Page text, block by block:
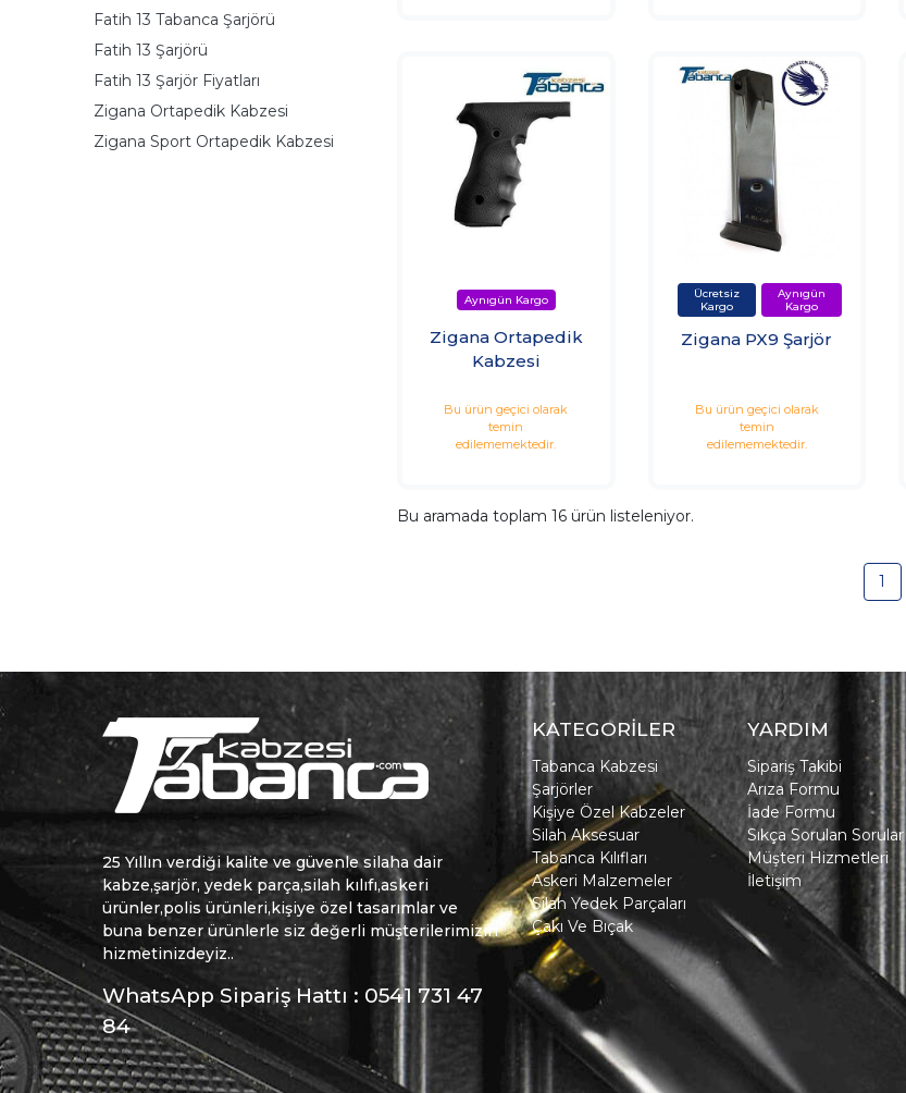
Fatih 13 Tabanca Şarjörü
Fatih 13 Şarjörü
Fatih 13 Şarjör Fiyatları
Zigana Ortapedik Kabzesi
Zigana Sport Ortapedik Kabzesi
Zigana Ortapedik
Kabzesi
Bu ürün geçici olarak
temin
edilememektedir.
Zigana PX9 Şarjör
Bu ürün geçici olarak
temin
edilememektedir.
Bu aramada toplam 16 ürün listeleniyor.
1
25 Yıllın verdiği kalite ve güvenle silaha dair
kabze,şarjör, yedek parça,silah kılıfı,askeri
ürünler,polis ürünleri,kişiye özel tasarımlar ve
buna benzer ürünlerle siz değerli müşterilerimizin
hizmetinizdeyiz..
WhatsApp Sipariş Hattı : 0541 731 47
84
KATEGORİLER
Tabanca Kabzesi
Şarjörler
Kişiye Özel Kabzeler
Silah Aksesuar
Tabanca Kılıfları
Askeri Malzemeler
Silah Yedek Parçaları
Çakı Ve Bıçak
YARDIM
Sipariş Takibi
Arıza Formu
İade Formu
Sıkça Sorulan Sorular
Müşteri Hizmetleri
İletişim